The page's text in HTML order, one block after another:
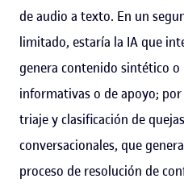
de audio a texto. En un
limitado, estaría la IA que
genera contenido sintético o
informativas o de apoyo;
triaje y clasificación de
conversacionales, que
proceso de resolución de